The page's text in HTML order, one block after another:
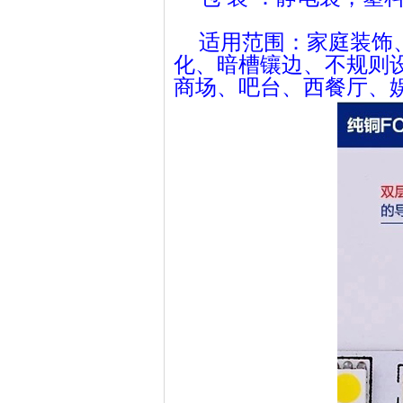
适用范围：家庭装饰
化、暗槽镶边、不规则
商场、吧台、西餐厅、